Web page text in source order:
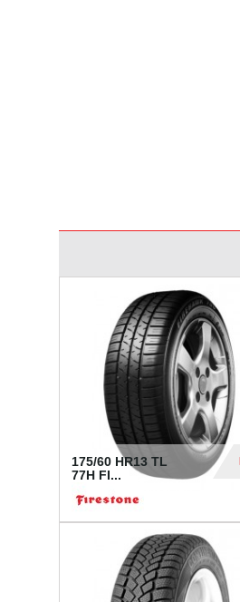
175/60 HR13 TL
77H FI...